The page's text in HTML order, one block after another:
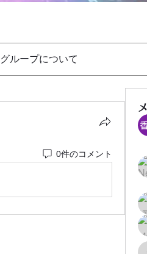
グループについて
0件のコメント